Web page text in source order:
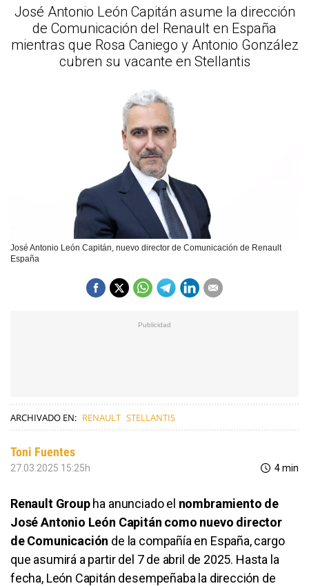
José Antonio León Capitán asume la dirección
de Comunicación del Renault en España
mientras que Rosa Caniego y Antonio González
cubren su vacante en Stellantis
José Antonio León Capitán, nuevo director de Comunicación de Renault
España
ARCHIVADO EN: RENAULT STELLANTIS
Toni Fuentes
27.03.2025 15:25h 4 min
Renault Groupha anunciado el nombramiento de
José Antonio León Capitán como nuevo director
de Comunicación de la compañía en España, cargo
que asumirá a partir del 7 de abril de 2025. Hasta la
fecha, León Capitán desempeñaba la dirección de